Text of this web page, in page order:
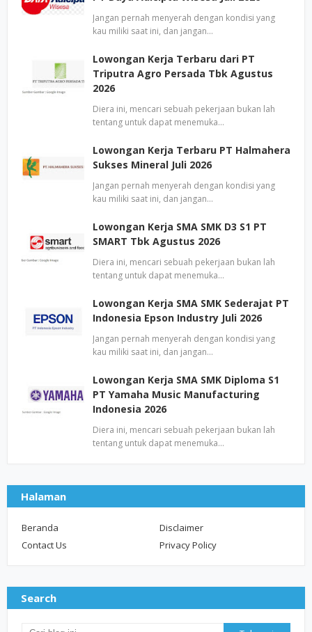
Jangan pernah menyerah dengan kondisi yang
kau miliki saat ini, dan jangan…
Lowongan Kerja Terbaru dari PT
Triputra Agro Persada Tbk Agustus
2026
Diera ini, mencari sebuah pekerjaan bukan lah
tentang untuk dapat menemuka…
Lowongan Kerja Terbaru PT Halmahera
Sukses Mineral Juli 2026
Jangan pernah menyerah dengan kondisi yang
kau miliki saat ini, dan jangan…
Lowongan Kerja SMA SMK D3 S1 PT
SMART Tbk Agustus 2026
Diera ini, mencari sebuah pekerjaan bukan lah
tentang untuk dapat menemuka…
Lowongan Kerja SMA SMK Sederajat PT
Indonesia Epson Industry Juli 2026
Jangan pernah menyerah dengan kondisi yang
kau miliki saat ini, dan jangan…
Lowongan Kerja SMA SMK Diploma S1
PT Yamaha Music Manufacturing
Indonesia 2026
Diera ini, mencari sebuah pekerjaan bukan lah
tentang untuk dapat menemuka…
Halaman
Beranda
Disclaimer
Contact Us
Privacy Policy
Search